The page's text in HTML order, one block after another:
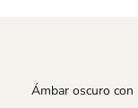
Ámbar oscuro